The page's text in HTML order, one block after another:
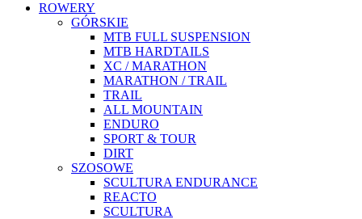
ROWERY
GÓRSKIE
MTB FULL SUSPENSION
MTB HARDTAILS
XC / MARATHON
MARATHON / TRAIL
TRAIL
ALL MOUNTAIN
ENDURO
SPORT & TOUR
DIRT
SZOSOWE
SCULTURA ENDURANCE
REACTO
SCULTURA